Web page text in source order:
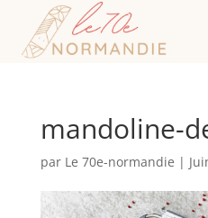
mandoline-
par Le 70e-normandie |